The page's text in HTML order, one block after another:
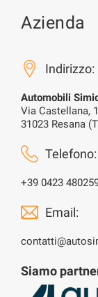
Azienda
Indirizzo:
Automobili
Via Castellana,
31023 Resana
Telefono:
+39 0423
Email:
Siamo